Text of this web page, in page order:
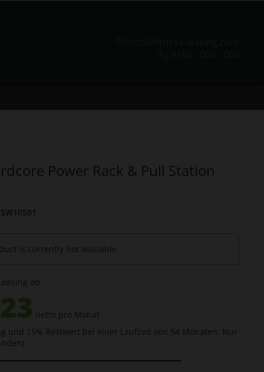
Power Rack & Pull Station
SW10591
is currently not available.
ab
netto pro Monat
und 15% Restwert bei einer Laufzeit von 54 Monaten. Nur